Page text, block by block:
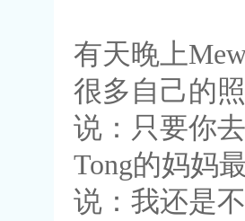
有天晚上
很多自己的
说：只要你
Tong的妈妈
说：我还是